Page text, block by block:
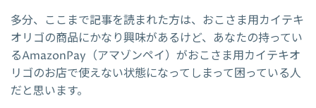
多分、ここまで記事を読まれた方は、おこさま用カイテキ
オリゴの商品にかなり興味があるけど、あなたの持ってい
るAmazonPay（アマゾンペイ）がおこさま用カイテキオ
リゴのお店で使えない状態になってしまって困っている人
だと思います。